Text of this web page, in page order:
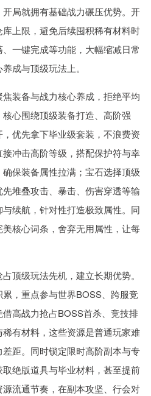
局就拥有基础战力碾压优势。开
上限，避免后续囤积稀有材料时
一键完成等功能，大幅缩减日常
成与顶级玩法上。
装备与战力核心养成，拒绝平均
心围绕顶级装备打造、高阶强
优先拿下毕业级套装，不浪费资
冲击高阶等级，搭配保护符与幸
保装备属性拉满；宝石选择顶级
堆叠攻击、暴击、伤害穿透等输
续航，针对性打造极致属性。同
核心词条，舍弃无用属性，让每
顶级玩法先机，建立长期优势。
，重点参与世界BOSS、跨服竞
高战力抢占BOSS首杀、竞技排
有材料，这些资源是普通玩家难
距。同时锁定限时高阶副本与专
绝版道具与毕业材料，甚至提前
流通节奏，在副本攻坚、行会对